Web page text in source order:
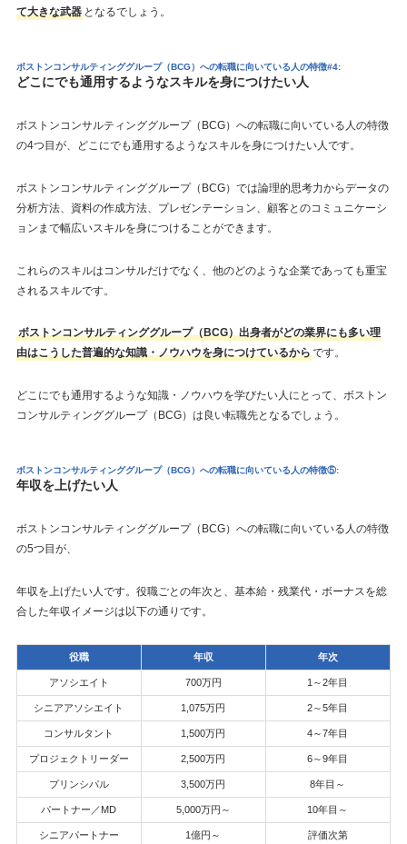
て大きな武器 となるでしょう。
ボストンコンサルティンググループ（BCG）への転職に向いている人の特徴#4:
どこにでも通用するようなスキルを身につけたい人
ボストンコンサルティンググループ（BCG）への転職に向いている人の特徴
の4つ目が、どこにでも通用するようなスキルを身につけたい人です。
ボストンコンサルティンググループ（BCG）では論理的思考力からデータの
分析方法、資料の作成方法、プレゼンテーション、顧客とのコミュニケーシ
ョンまで幅広いスキルを身につけることができます。
これらのスキルはコンサルだけでなく、他のどのような企業であっても重宝
されるスキルです。
ボストンコンサルティンググループ（BCG）出身者がどの業界にも多い理
由はこうした普遍的な知識・ノウハウを身につけているからです。
どこにでも通用するような知識・ノウハウを学びたい人にとって、ボストン
コンサルティンググループ（BCG）は良い転職先となるでしょう。
ボストンコンサルティンググループ（BCG）への転職に向いている人の特徴⑤:
年収を上げたい人
ボストンコンサルティンググループ（BCG）への転職に向いている人の特徴
の5つ目が、
年収を上げたい人です。役職ごとの年次と、基本給・残業代・ボーナスを総
合した年収イメージは以下の通りです。
役職 年収 年次
アソシエイト 700万円 1～2年目
シニアアソシエイト 1,075万円 2～5年目
コンサルタント 1,500万円 4～7年目
プロジェクトリーダー 2,500万円 6～9年目
プリンシパル 3,500万円 8年目～
パートナー／MD 5,000万円～ 10年目～
シニアパートナー 1億円～ 評価次第